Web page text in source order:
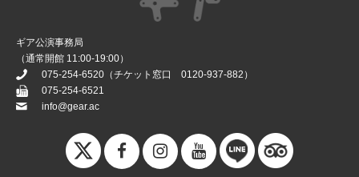
ギア公演事務局
（通常開館 11:00-19:00）
075-254-6520 （チケット窓口 0120-937-882 ）
075-254-6521
info@gear.ac